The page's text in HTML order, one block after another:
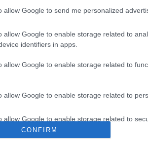
allow Google to send me personalized
allow Google to enable storage related to
identifiers in apps.
allow Google to enable storage related to
allow Google to enable storage related to
allow Google to enable storage related to
functionality and fraud prevention, and
CONFIRM
#HERCZOG MÁRIA #KORMÁNY #